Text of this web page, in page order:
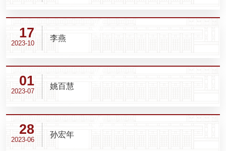
17
2023-10
李燕
01
2023-07
姚百慧
28
2023-06
孙宏年